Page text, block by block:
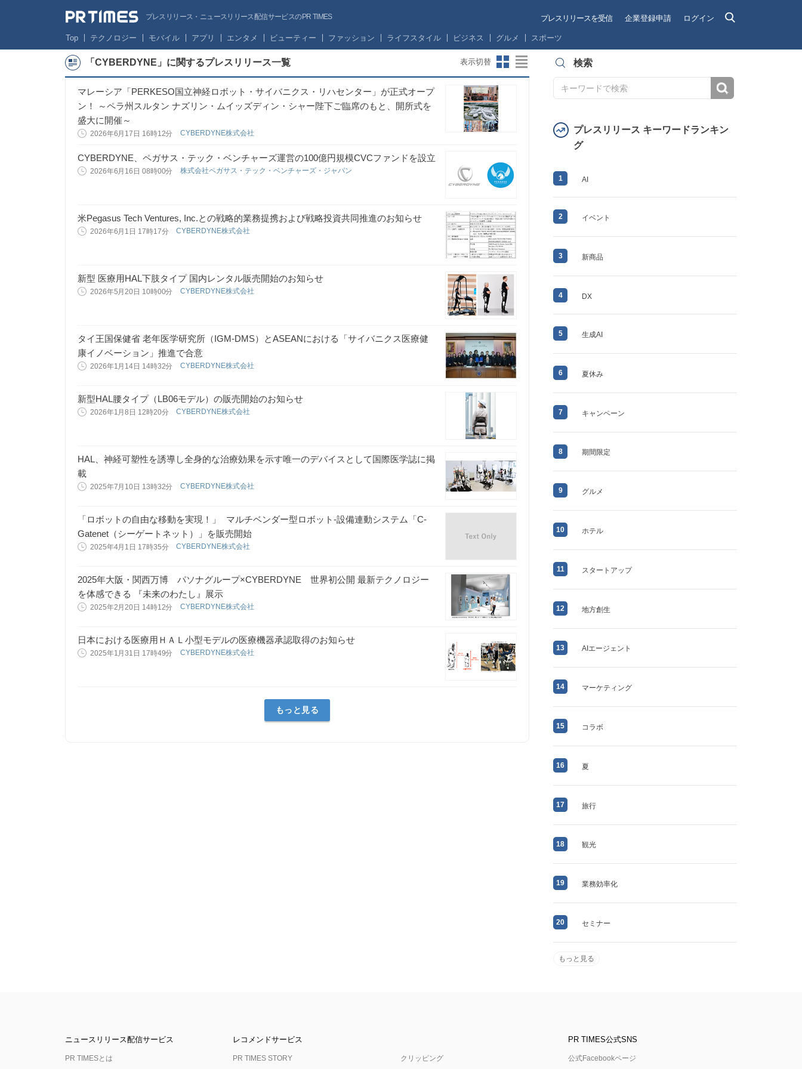
プレスリリース・ニュースリリース配信サービスのPR TIMES プレスリリースを受信 企業登録申請 ログイン
Top テクノロジー モバイル アプリ エンタメ ビューティー ファッション ライフスタイル ビジネス グルメ スポーツ
「CYBERDYNE」に関するプレスリリース一覧 表示切替
マレーシア「PERKESO国立神経ロボット・サイバニクス・リハセンター」が正式オープ
ン！ ～ペラ州スルタン ナズリン・ムイッズディン・シャー陛下ご臨席のもと、開所式を
盛大に開催～
2026年6月17日 16時12分 CYBERDYNE株式会社
CYBERDYNE、ペガサス・テック・ベンチャーズ運営の100億円規模CVCファンドを設立
2026年6月16日 08時00分 株式会社ペガサス・テック・ベンチャーズ・ジャパン
米Pegasus Tech Ventures, Inc.との戦略的業務提携および戦略投資共同推進のお知らせ
2026年6月1日 17時17分 CYBERDYNE株式会社
新型 医療用HAL下肢タイプ 国内レンタル販売開始のお知らせ
2026年5月20日 10時00分 CYBERDYNE株式会社
タイ王国保健省 老年医学研究所（IGM-DMS）とASEANにおける「サイバニクス医療健
康イノベーション」推進で合意
2026年1月14日 14時32分 CYBERDYNE株式会社
新型HAL腰タイプ（LB06モデル）の販売開始のお知らせ
2026年1月8日 12時20分 CYBERDYNE株式会社
HAL、神経可塑性を誘導し全身的な治療効果を示す唯一のデバイスとして国際医学誌に掲
載
2025年7月10日 13時32分 CYBERDYNE株式会社
「ロボットの自由な移動を実現！」 マルチベンダー型ロボット-設備連動システム「C-
Gatenet（シーゲートネット）」を販売開始
2025年4月1日 17時35分 CYBERDYNE株式会社
2025年大阪・関西万博 パソナグループ×CYBERDYNE 世界初公開 最新テクノロジー
を体感できる 『未来のわたし』展示
2025年2月20日 14時12分 CYBERDYNE株式会社
日本における医療用ＨＡＬ小型モデルの医療機器承認取得のお知らせ
2025年1月31日 17時49分 CYBERDYNE株式会社
もっと見る
検索
プレスリリース キーワードランキン
グ
1 AI
2 イベント
3 新商品
4 DX
5 生成AI
6 夏休み
7 キャンペーン
8 期間限定
9 グルメ
10 ホテル
11 スタートアップ
12 地方創生
13 AIエージェント
14 マーケティング
15 コラボ
16 夏
17 旅行
18 観光
19 業務効率化
20 セミナー
もっと見る
ニュースリリース配信サービス
PR TIMESとは
レコメンドサービス
PR TIMES STORY クリッピング
PR TIMES公式SNS
公式Facebookページ